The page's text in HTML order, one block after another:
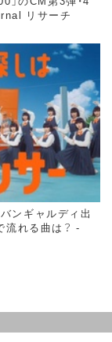
リサーチ
ンギャルディ出
流れる曲は？ -